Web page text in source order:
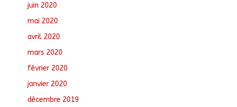
juin 2020
mai 2020
avril 2020
mars 2020
février 2020
janvier 2020
décembre 2019